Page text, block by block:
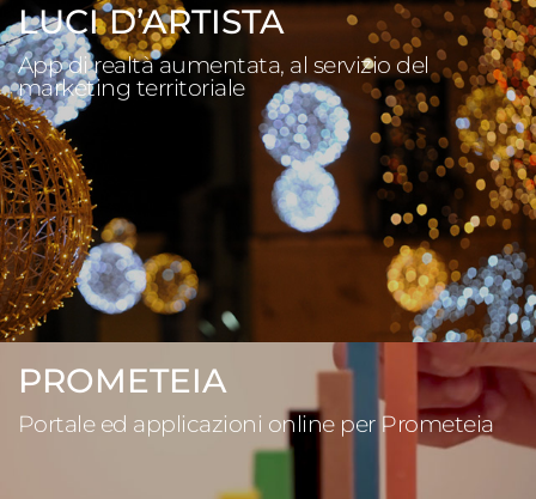
LUCI D’ARTISTA
App di realtà aumentata, al servizio del
marketing territoriale
PROMETEIA
Portale ed applicazioni online per Prometeia